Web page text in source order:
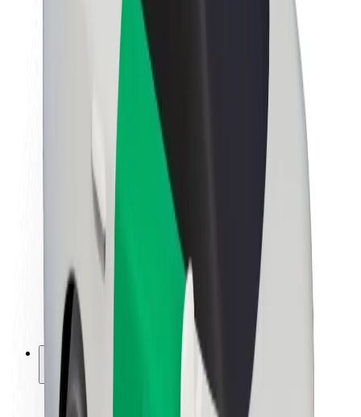
Boltist lähemalt
Bolt ja kestlikkus
Nullprojekt
Kaubamärgi suunised
Missioon
Investorsuhted
Juhtkond
Bränd
Meedia
Urban Fund
Ohutus
Sõitjate ohutus